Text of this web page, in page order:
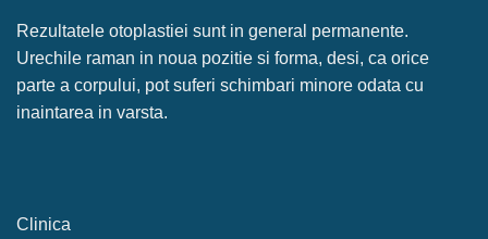
Rezultatele otoplastiei sunt in general permanente.
Urechile raman in noua pozitie si forma, desi, ca orice
parte a corpului, pot suferi schimbari minore odata cu
inaintarea in varsta.
Clinica